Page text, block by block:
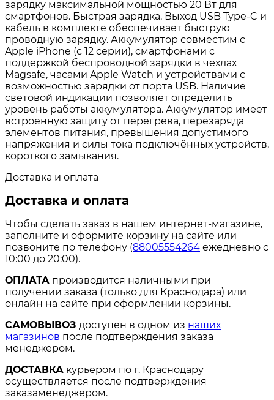
зарядку максимальной мощностью 20 Вт для
смартфонов. Быстрая зарядка. Выход USB Type-C и
кабель в комплекте обеспечивает быструю
проводную зарядку. Аккумулятор совместим с
Apple iPhone (с 12 серии), смартфонами с
поддержкой беспроводной зарядки в чехлах
Magsafe, часами Apple Watch и устройствами с
возможностью зарядки от порта USB. Наличие
световой индикации позволяет определить
уровень работы аккумулятора. Аккумулятор имеет
встроенную защиту от перегрева, перезаряда
элементов питания, превышения допустимого
напряжения и силы тока подключённых устройств,
короткого замыкания.
Доставка и оплата
Доставка и оплата
Чтобы сделать заказ в нашем интернет-магазине,
заполните и оформите корзину на сайте или
позвоните по телефону (88005554264 ежедневно с
10:00 до 20:00).
ОПЛАТА производится наличными при
получении заказа (только для Краснодара) или
онлайн на сайте при оформлении корзины.
САМОВЫВОЗ доступен в одном из наших
магазинов после подтверждения заказа
менеджером.
ДОСТАВКА курьером по г. Краснодару
осуществляется после подтверждения
заказаменеджером.